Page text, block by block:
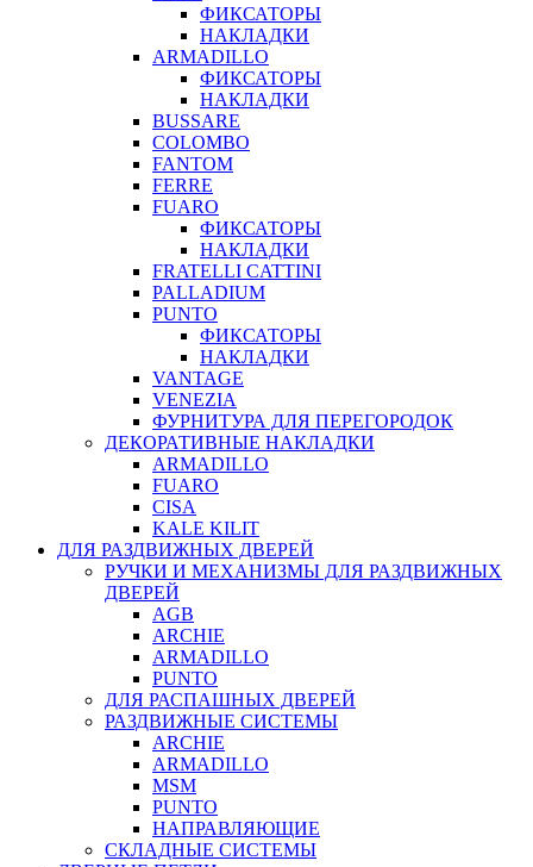
ФИКСАТОРЫ
НАКЛАДКИ
ARMADILLO
ФИКСАТОРЫ
НАКЛАДКИ
BUSSARE
COLOMBO
FANTOM
FERRE
FUARO
ФИКСАТОРЫ
НАКЛАДКИ
FRATELLI CATTINI
PALLADIUM
PUNTO
ФИКСАТОРЫ
НАКЛАДКИ
VANTAGE
VENEZIA
ФУРНИТУРА ДЛЯ ПЕРЕГОРОДОК
ДЕКОРАТИВНЫЕ НАКЛАДКИ
ARMADILLO
FUARO
CISA
KALE KILIT
ДЛЯ РАЗДВИЖНЫХ ДВЕРЕЙ
РУЧКИ И МЕХАНИЗМЫ ДЛЯ РАЗДВИЖНЫХ
ДВЕРЕЙ
AGB
ARCHIE
ARMADILLO
PUNTO
ДЛЯ РАСПАШНЫХ ДВЕРЕЙ
РАЗДВИЖНЫЕ СИСТЕМЫ
ARCHIE
ARMADILLO
MSM
PUNTO
НАПРАВЛЯЮЩИЕ
СКЛАДНЫЕ СИСТЕМЫ